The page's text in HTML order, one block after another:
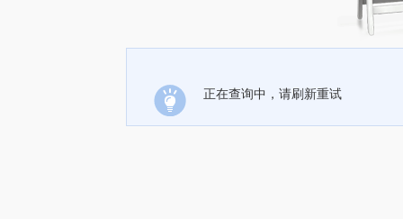
正在查询中，请刷新重试